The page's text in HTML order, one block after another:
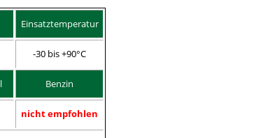
Einsatztemperatur
-30 bis +90°C
Benzin
nicht empfohlen